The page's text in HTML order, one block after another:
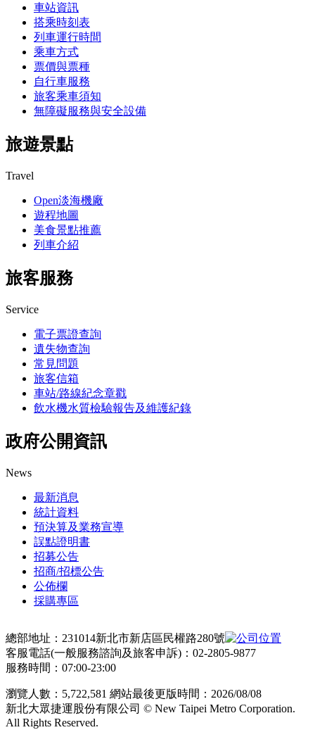
車站資訊
搭乘時刻表
列車運行時間
乘車方式
票價與票種
自行車服務
旅客乘車須知
無障礙服務與安全設備
旅遊景點
Travel
Open淡海機廠
遊程地圖
美食景點推薦
列車介紹
旅客服務
Service
電子票證查詢
遺失物查詢
常見問題
旅客信箱
車站/路線紀念章戳
飲水機水質檢驗報告及維護紀錄
政府公開資訊
News
最新消息
統計資料
預決算及業務宣導
誤點證明書
招募公告
招商/招標公告
公佈欄
採購專區
總部地址：231014新北市新店區民權路280號
客服電話(一般服務諮詢及旅客申訴)：02-2805-9877
服務時間：07:00-23:00
瀏覽人數： 5,722,581 網站最後更版時間： 2026/08/08
新北大眾捷運股份有限公司 © New Taipei Metro Corporation.
All Rights Reserved.